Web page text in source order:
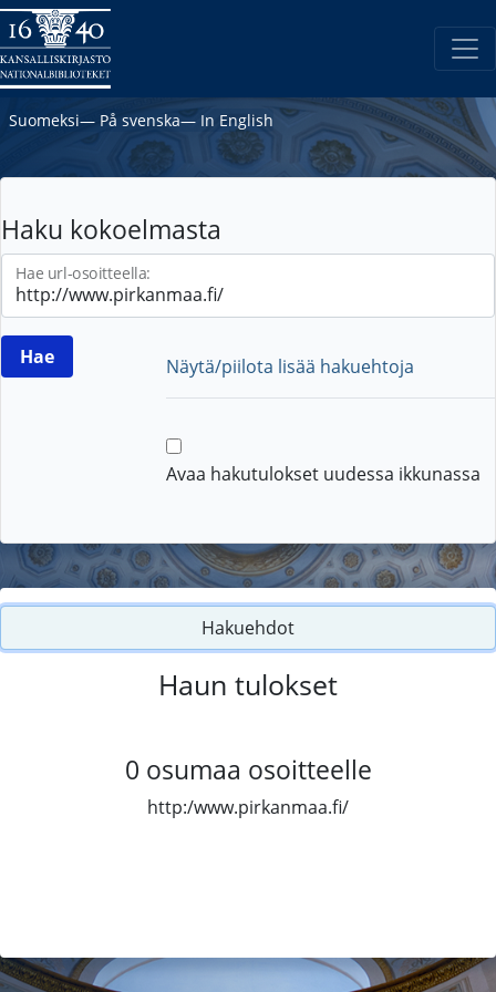
Suomeksi― På svenska― In English
Haku kokoelmasta
Hae url-osoitteella:
Näytä/piilota lisää hakuehtoja
Avaa hakutulokset uudessa ikkunassa
Hakuehdot
Haun tulokset
0 osumaa osoitteelle
http:/www.pirkanmaa.fi/